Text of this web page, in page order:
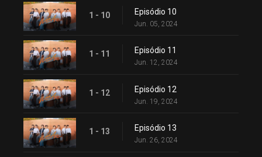
1 - 10 Episódio 10
Jun. 05, 2024
1 - 11 Episódio 11
Jun. 12, 2024
1 - 12 Episódio 12
Jun. 19, 2024
1 - 13 Episódio 13
Jun. 26, 2024